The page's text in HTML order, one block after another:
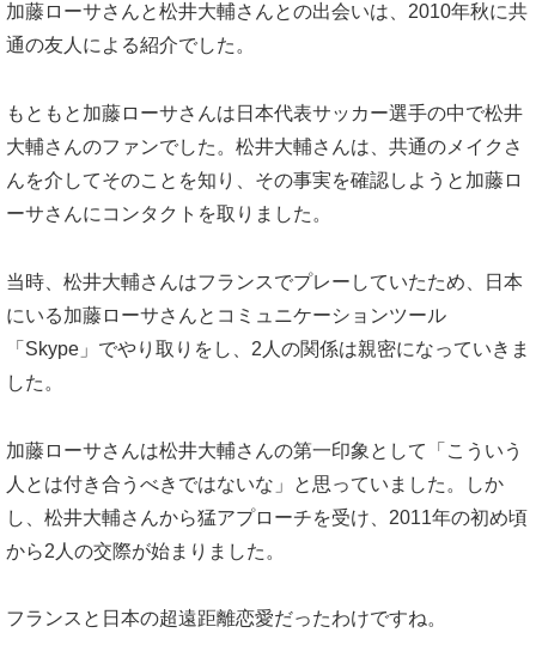
加藤ローサさんと松井大輔さんとの出会いは、2010年秋に共
通の友人による紹介でした。
もともと加藤ローサさんは日本代表サッカー選手の中で松井
大輔さんのファンでした。松井大輔さんは、共通のメイクさ
んを介してそのことを知り、その事実を確認しようと加藤ロ
ーサさんにコンタクトを取りました。
当時、松井大輔さんはフランスでプレーしていたため、日本
にいる加藤ローサさんとコミュニケーションツール
「Skype」でやり取りをし、2人の関係は親密になっていきま
した。
加藤ローサさんは松井大輔さんの第一印象として「こういう
人とは付き合うべきではないな」と思っていました。しか
し、松井大輔さんから猛アプローチを受け、2011年の初め頃
から2人の交際が始まりました。
フランスと日本の超遠距離恋愛だったわけですね。